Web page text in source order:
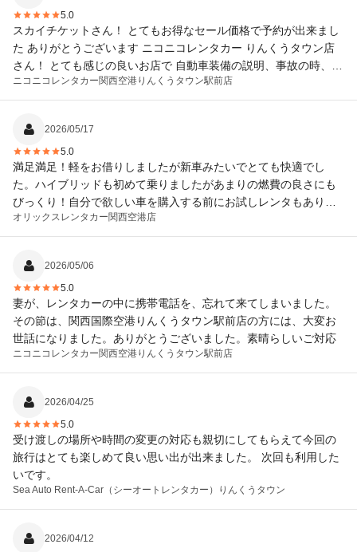
5.0
スカイチケットさん！ とてもお得なセール価格で予約が出来まし
た ありがとうございます ニコニコレンタカー りんくうタウン店
さん！ とても感じの良いお店で 自動車装備の説明、事故の時、返
却時の説明等丁寧でわかりやすくして頂きました 車も７人乗りの
ワンボックス型で とても安定感もあり 運転しやすかったので良か
ニコニコレンタカー関西空港りんくうタウン駅前店
2026/05/17
5.0
満足満足！軽をお借りしましたが新車みたいでとても快適でし
た。ハイブリッドも初めて乗りましたがあまりの燃費の良さにも
びっくり！自分で欲しい車を購入する前にお試しレンタもありで
すねwww 今回は仕事でお借りしましたが、総合的に凄く満足で
す。またお願いします。
オリックスレンタカー関西空港店
2026/05/06
5.0
妻が、レンタカーの中に携帯電話を、忘れて来てしまいました。
その節は、関西国際空港りんくうタウン駅前店の方には、大変お
世話になりました。ありがとうございました。素晴らしいご対応
ニコニコレンタカー関西空港りんくうタウン駅前店
2026/04/25
5.0
受け渡しの場所や時間の変更の対応も親切にしてもらえて今回の
旅行はとても楽しめて良い思い出が出来ました。 次回も利用した
いです。
Sea Auto Rent-A-Car（シーオートレンタカー） りんくうタウン
2026/04/12